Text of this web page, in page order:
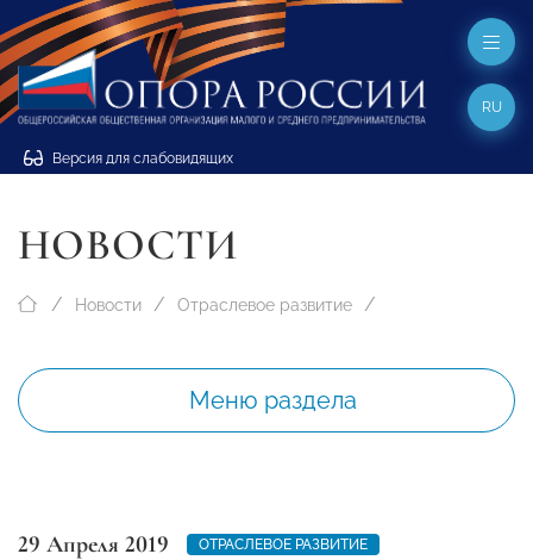
Версия для слабовидящих
RU
НОВОСТИ
Новости Отраслевое развитие
Меню раздела
29 Апреля 2019
ОТРАСЛЕВОЕ РАЗВИТИЕ